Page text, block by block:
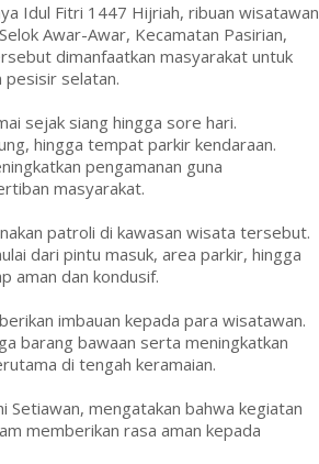
Idul Fitri 1447 Hijriah, ribuan wisatawan
Awar-Awar, Kecamatan Pasirian,
dimanfaatkan masyarakat untuk
pesisir selatan.
sejak siang hingga sore hari.
hingga tempat parkir kendaraan.
pengamanan guna
masyarakat.
patroli di kawasan wisata tersebut.
dari pintu masuk, area parkir, hingga
aman dan kondusif.
imbauan kepada para wisatawan.
barang bawaan serta meningkatkan
di tengah keramaian.
Setiawan, mengatakan bahwa kegiatan
memberikan rasa aman kepada